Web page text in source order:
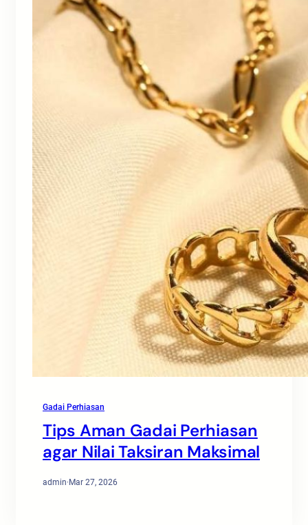
Gadai Perhiasan
Tips Aman Gadai Perhiasan
agar Nilai Taksiran Maksimal
admin·Mar 27, 2026